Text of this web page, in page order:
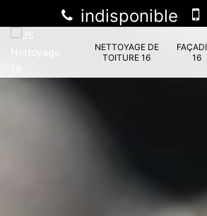
indisponible
NETTOYAGE DE
TOITURE 16
16